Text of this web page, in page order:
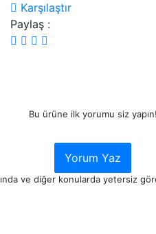
Karşılaştır
Paylaş :
Bu ürüne ilk yorumu siz yapın!
Yorum Yaz
ve diğer konularda yetersiz